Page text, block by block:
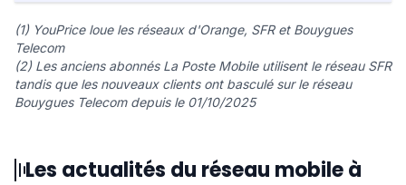
(1) YouPrice loue les réseaux d'Orange, SFR et Bouygues
Telecom
(2) Les anciens abonnés La Poste Mobile utilisent le réseau SFR
tandis que les nouveaux clients ont basculé sur le réseau
Bouygues Telecom depuis le 01/10/2025
Les actualités du réseau mobile à